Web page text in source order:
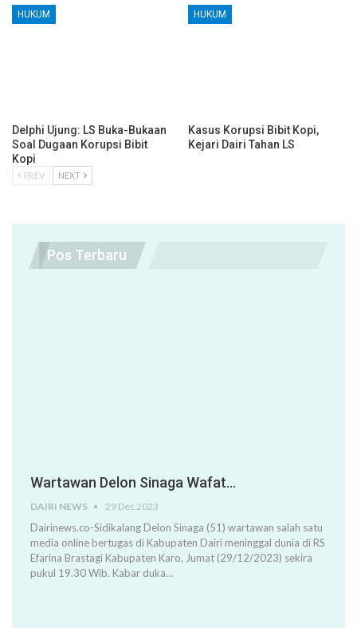
HUKUM
Delphi Ujung: LS Buka-Bukaan
Soal Dugaan Korupsi Bibit
Kopi
HUKUM
Kasus Korupsi Bibit Kopi,
Kejari Dairi Tahan LS
PREV NEXT
Pos Terbaru
Wartawan Delon Sinaga Wafat…
DAIRI NEWS 29 Dec 2023
Dairinews.co-Sidikalang Delon Sinaga (51) wartawan salah satu
media online bertugas di Kabupaten Dairi meninggal dunia di RS
Efarina Brastagi Kabupaten Karo, Jumat (29/12/2023) sekira
pukul 19.30 Wib. Kabar duka…